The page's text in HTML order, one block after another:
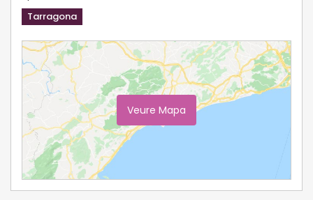
Tarragona
Veure Mapa